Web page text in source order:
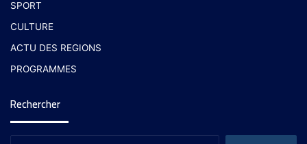
SPORT
CULTURE
ACTU DES REGIONS
PROGRAMMES
Rechercher